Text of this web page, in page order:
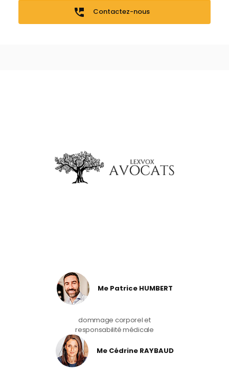
perm_phone_msg Contactez-nous
Me Patrice HUMBERT
dommage corporel et
responsabilité médicale
Me Cédrine RAYBAUD